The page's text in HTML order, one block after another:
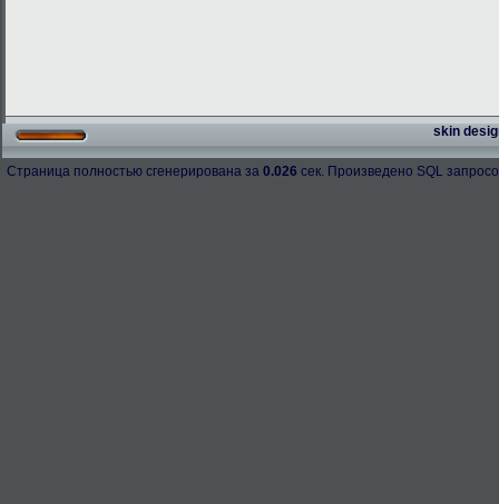
skin
Страница полностью сгенерирована за 0.026 сек. Произведено SQL